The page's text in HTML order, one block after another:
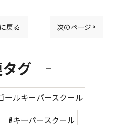
戻る 次のページ >
グ
ールキーパースクール
#キーパースクール